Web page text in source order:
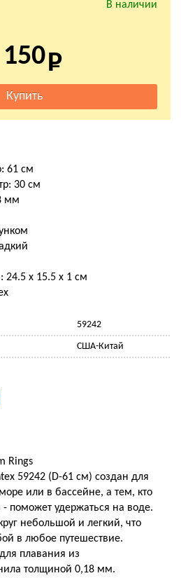
В наличии
150
61 см
30 см
мм
24.5 х 15.5 х 1 см
59242
США-Китай
Rings
59242 (D-61 см) создан для
или в бассейне, а тем, кто
поможет удержаться на воде.
небольшой и легкий, что
в любое путешествие.
плавания из
толщиной 0,18 мм.